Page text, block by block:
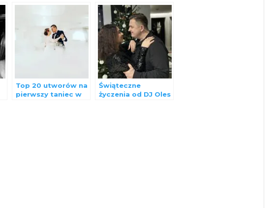
Top 20 utworów na
pierwszy taniec w
Świąteczne
życzenia od DJ Oles